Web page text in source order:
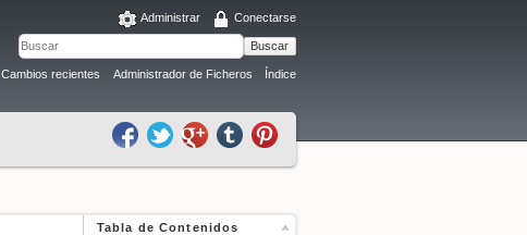
Administrar Conectarse
Buscar
Cambios recientes Administrador de Ficheros Índice
Tabla de Contenidos